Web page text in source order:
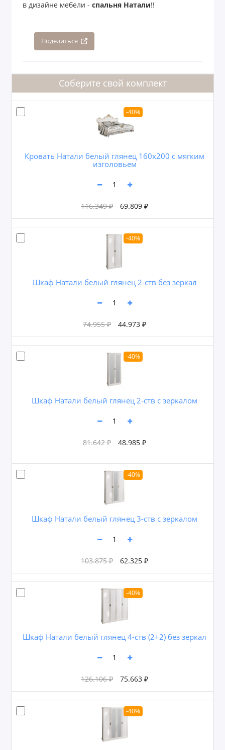
в дизайне мебели - спальня Натали!!
Поделиться
Соберите свой комплект
-40%
Кровать Натали белый глянец 160х200 с мягким
изголовьем
116.349 ₽ 69.809 ₽
-40%
Шкаф Натали белый глянец 2-ств без зеркал
74.955 ₽ 44.973 ₽
-40%
Шкаф Натали белый глянец 2-ств с зеркалом
81.642 ₽ 48.985 ₽
-40%
Шкаф Натали белый глянец 3-ств с зеркалом
103.875 ₽ 62.325 ₽
-40%
Шкаф Натали белый глянец 4-ств (2+2) без зеркал
126.106 ₽ 75.663 ₽
-40%